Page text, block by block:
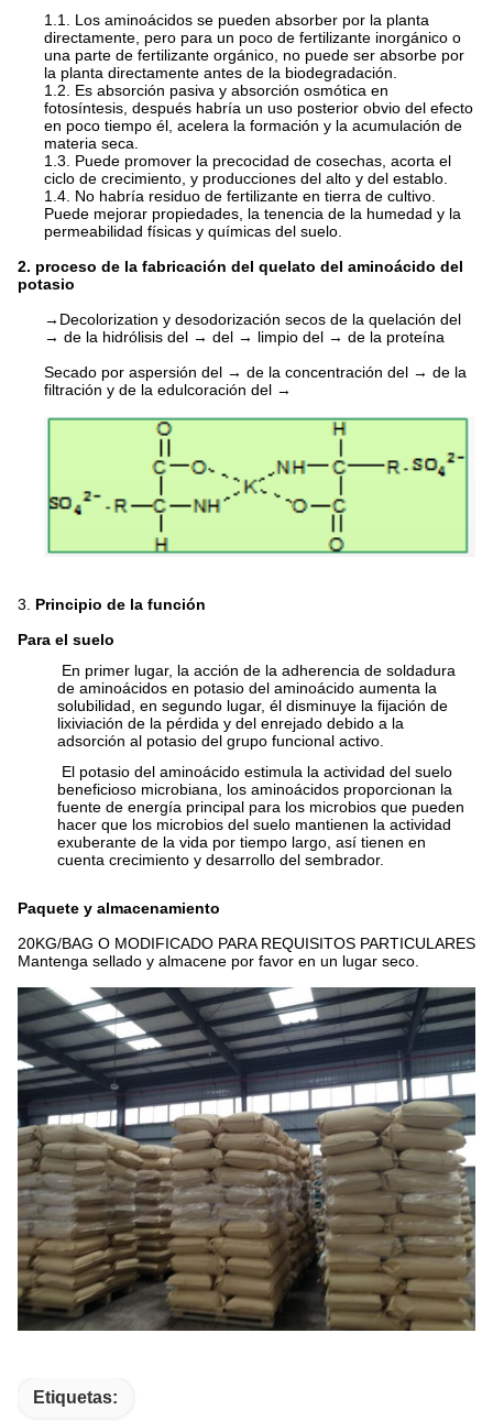
1.1. Los aminoácidos se pueden absorber por la planta
directamente, pero para un poco de fertilizante inorgánico o
una parte de fertilizante orgánico, no puede ser absorbe por
la planta directamente antes de la biodegradación.
1.2. Es absorción pasiva y absorción osmótica en
fotosíntesis, después habría un uso posterior obvio del efecto
en poco tiempo él, acelera la formación y la acumulación de
materia seca.
1.3. Puede promover la precocidad de cosechas, acorta el
ciclo de crecimiento, y producciones del alto y del establo.
1.4. No habría residuo de fertilizante en tierra de cultivo.
Puede mejorar propiedades, la tenencia de la humedad y la
permeabilidad físicas y químicas del suelo.
2. proceso de la fabricación del quelato del aminoácido del
potasio
→Decolorization y desodorización secos de la quelación del
→ de la hidrólisis del → del → limpio del → de la proteína
Secado por aspersión del → de la concentración del → de la
filtración y de la edulcoración del →
3. Principio de la función
Para el suelo
En primer lugar, la acción de la adherencia de soldadura
de aminoácidos en potasio del aminoácido aumenta la
solubilidad, en segundo lugar, él disminuye la fijación de
lixiviación de la pérdida y del enrejado debido a la
adsorción al potasio del grupo funcional activo.
El potasio del aminoácido estimula la actividad del suelo
beneficioso microbiana, los aminoácidos proporcionan la
fuente de energía principal para los microbios que pueden
hacer que los microbios del suelo mantienen la actividad
exuberante de la vida por tiempo largo, así tienen en
cuenta crecimiento y desarrollo del sembrador.
Paquete y almacenamiento
20KG/BAG O MODIFICADO PARA REQUISITOS PARTICULARES
Mantenga sellado y almacene por favor en un lugar seco.
Etiquetas: